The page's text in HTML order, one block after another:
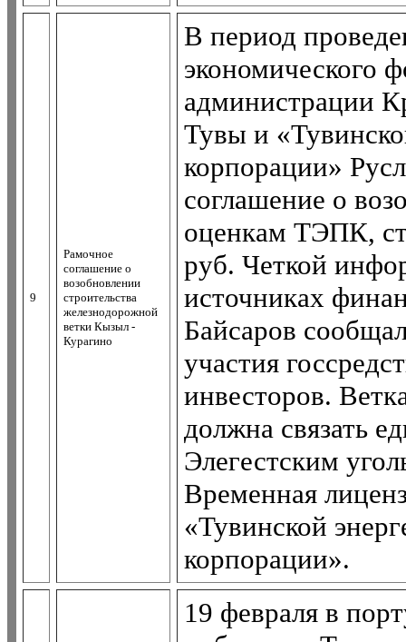
9
Рамочное
соглашение о
возобновлении
строительства
железнодорожной
ветки Кызыл -
Курагино
В период
экономического
администрации
Тувы и
корпорации»
соглашение о
оценкам ТЭПК,
руб. Четкой
источниках
Байсаров
участия
инвесторов.
должна связать
Элегестским
Временная
«Тувинской
корпорации».
19 февраля в